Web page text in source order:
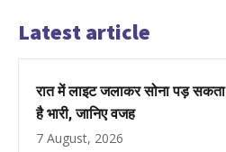
Latest article
रात में लाइट जलाकर सोना पड़ सकता
है भारी, जानिए वजह
7 August, 2026